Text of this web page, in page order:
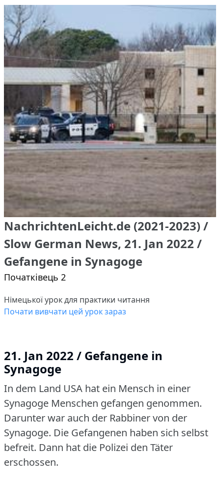
NachrichtenLeicht.de (2021-2023) /
Slow German News, 21. Jan 2022 /
Gefangene in Synagoge
Початківець 2
Німецької урок для практики читання
Почати вивчати цей урок зараз
21. Jan 2022 / Gefangene in
Synagoge
In dem Land USA hat ein Mensch in einer
Synagoge Menschen gefangen genommen.
Darunter war auch der Rabbiner von der
Synagoge. Die Gefangenen haben sich selbst
befreit. Dann hat die Polizei den Täter
erschossen.